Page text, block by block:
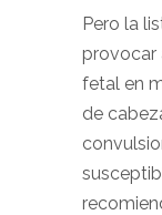
Pero la
provocar
fetal en
de